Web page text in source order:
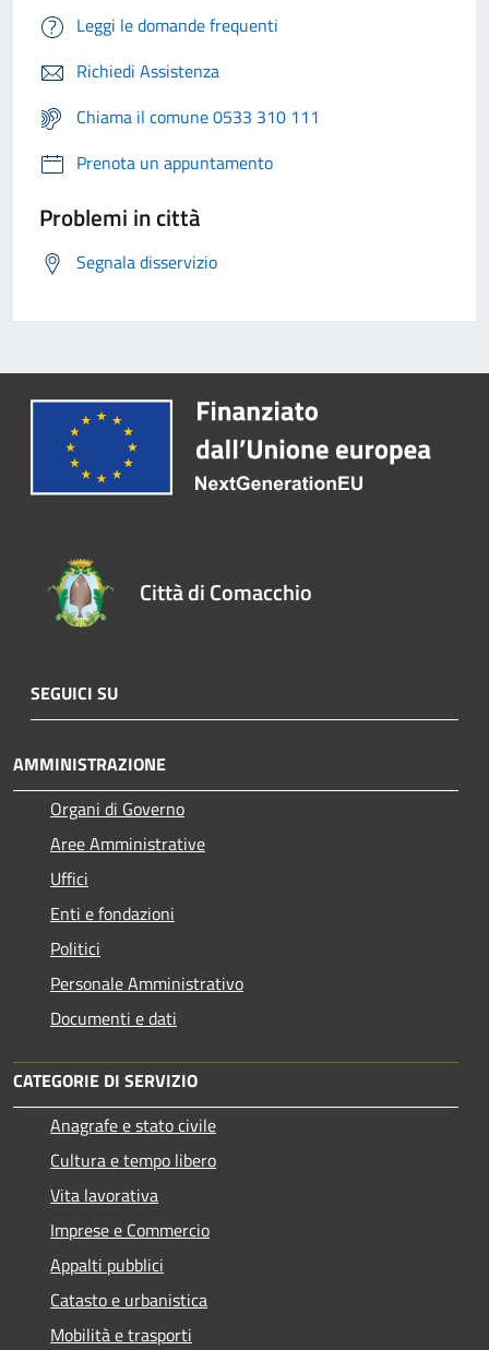
Leggi le domande frequenti
Richiedi Assistenza
Chiama il comune 0533 310 111
Prenota un appuntamento
Problemi in città
Segnala disservizio
Città di Comacchio
SEGUICI SU
AMMINISTRAZIONE
Organi di Governo
Aree Amministrative
Uffici
Enti e fondazioni
Politici
Personale Amministrativo
Documenti e dati
CATEGORIE DI SERVIZIO
Anagrafe e stato civile
Cultura e tempo libero
Vita lavorativa
Imprese e Commercio
Appalti pubblici
Catasto e urbanistica
Mobilità e trasporti